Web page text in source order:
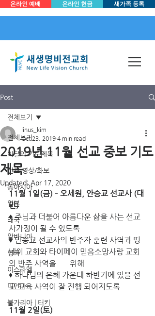
온라인 예배 온라인 헌금 새가족 등록
Post
전체보기
이달의 기도제목
선교 영상/화보
동아시아
일본
태국
알바니아
영국
이스라엘
미얀마
불가리아 | 터키
전체보기
2019년 11월 선교 중보 기도
제목
linus_kim
Oct 23, 2019 4 min read
Updated: Apr 17, 2020
11월 1일(금) – 오세원, 안승교 선교사 (대
만)
♦ 주님과 더불어 아름다운 삶을 사는 선교
사가정이 될 수 있도록
♦ 안승교 선교사의 반주자 훈련 사역과 띵
네이 교회와 타이페이 믿음소망사랑 교회
의 반주 사역을       위해
♦ 하나님의 은혜 가운데 하반기에 있을 선
교 교육 사역이 잘 진행 되어지도록
11월 2일(토)